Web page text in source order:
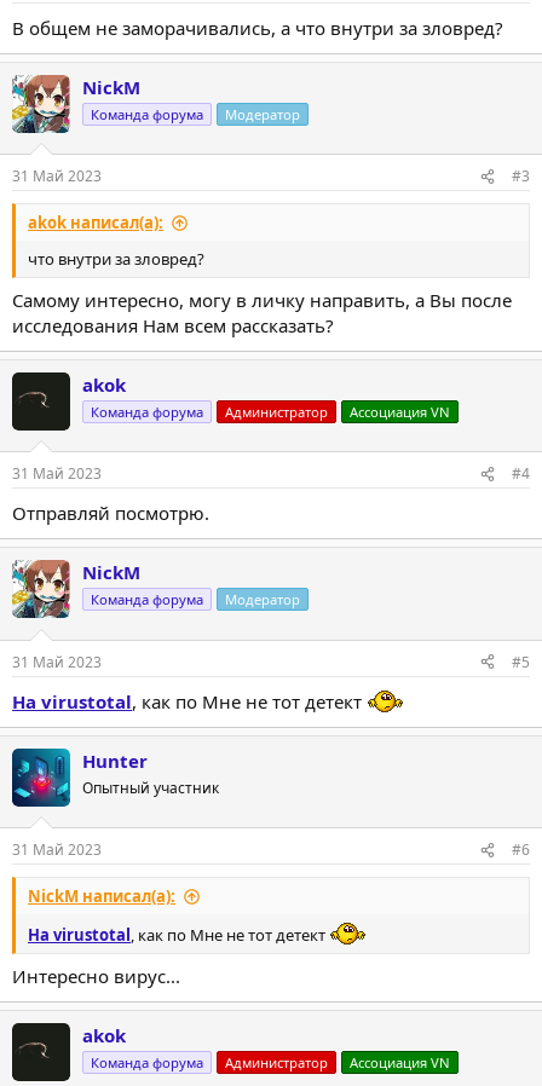
В общем не заморачивались, а что внутри за зловред?
NickM
Команда форума Модератор
31 Май 2023 #3
akok написал(а):
что внутри за зловред?
Самому интересно, могу в личку направить, а Вы после
исследования Нам всем рассказать?
akok
Команда форума Администратор Ассоциация VN
31 Май 2023 #4
Отправляй посмотрю.
NickM
Команда форума Модератор
31 Май 2023 #5
На virustotal, как по Мне не тот детект
Hunter
Опытный участник
31 Май 2023 #6
NickM написал(а):
На virustotal, как по Мне не тот детект
Интересно вирус...
akok
Команда форума Администратор Ассоциация VN